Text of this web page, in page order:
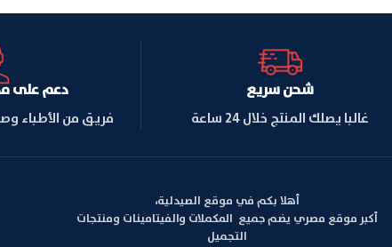
شحن سريع
غالبا يصلك المنتج خلال 24 ساعة
دعم على
فريق من الأطباء
أهلا بكم في موقع الصيدلية،
أكبر موقع مصري يضم جميع المكملات والفيتامينات ومنتجات
التجميل